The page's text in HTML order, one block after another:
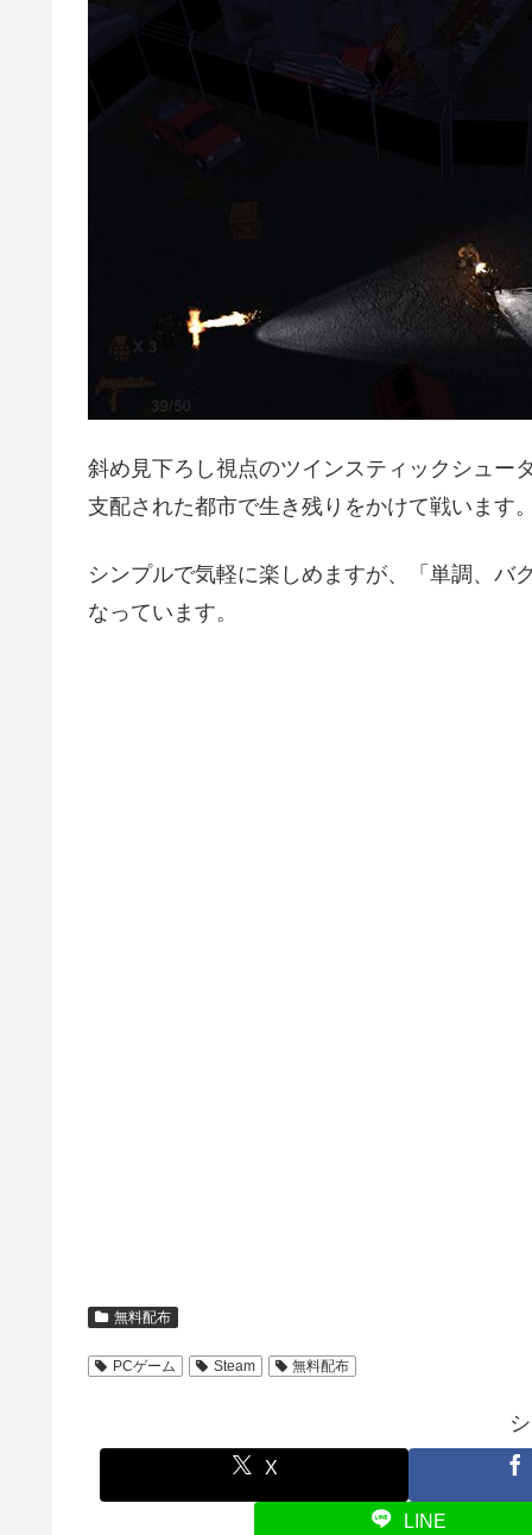
斜め見下ろし視点のツインスティックシュー
支配された都市で生き残りをかけて戦います。
シンプルで気軽に楽しめますが、「単調、バ
なっています。
無料配布
PCゲーム Steam 無料配布
X
LINE